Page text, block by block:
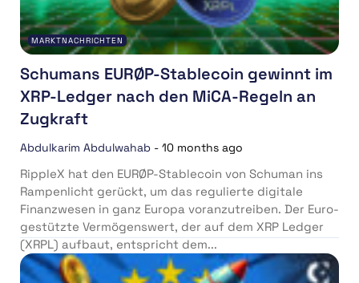
MARKTNACHRICHTEN
Schumans EURØP-Stablecoin gewinnt im
XRP-Ledger nach den MiCA-Regeln an
Zugkraft
Abdulkarim Abdulwahab - 10 months ago
RippleX hat den EURØP-Stablecoin von Schuman ins
Rampenlicht gerückt, um das regulierte digitale
Finanzwesen in ganz Europa voranzutreiben. Der Euro-
gestützte Vermögenswert, der auf dem XRP Ledger
(XRPL) aufbaut, entspricht dem...